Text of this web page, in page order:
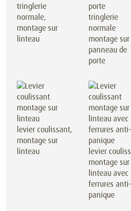
tringlerie
normale,
montage sur
linteau
tringlerie
normale
montage sur
panneau de
porte
levier coulissant,
montage sur
linteau
levier
montage sur
linteau avec
ferrures anti-
panique